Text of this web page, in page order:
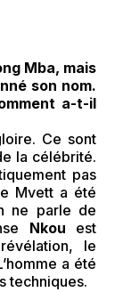
Mba, mais
son nom.
a-t-il
Ce sont
la célébrité.
pas
Mvett a été
ne parle de
Nkou est
le
a été
techniques.